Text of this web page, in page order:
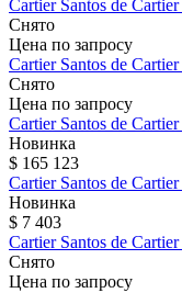
Cartier Santos de Cartier
Снято
Цена по запросу
Cartier Santos de Cartier
Снято
Цена по запросу
Cartier Santos de Cartier
Новинка
$ 165 123
Cartier Santos de Cartier
Новинка
$ 7 403
Cartier Santos de Cartier
Снято
Цена по запросу